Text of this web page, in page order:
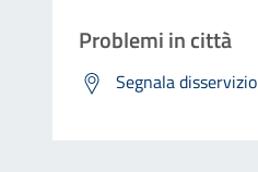
Problemi in città
Segnala disservizio